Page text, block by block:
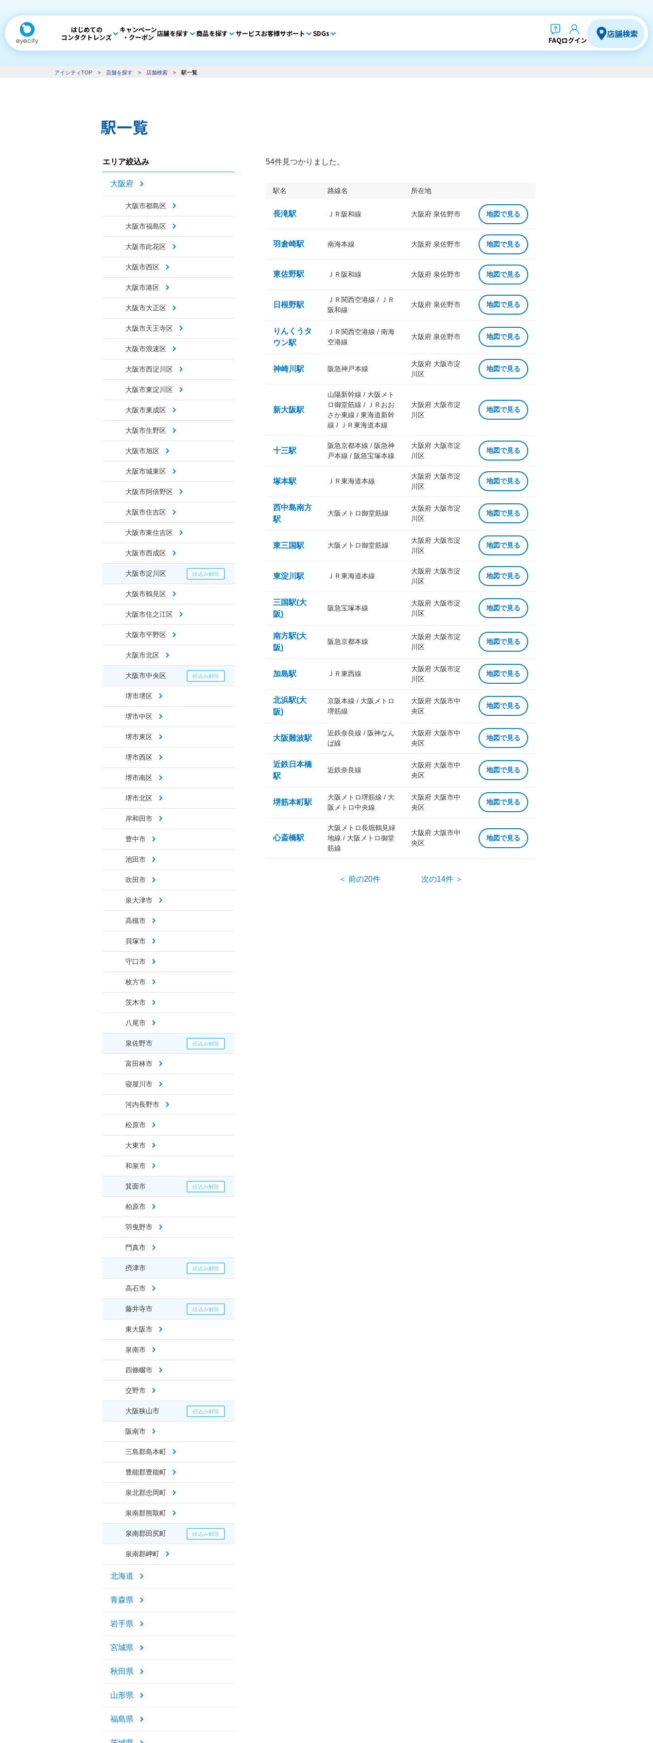
はじめての
コンタクトレンズ
キャンペーン
・クーポン 店舗を探す 商品を探す サービスお客様サポート SDGs
FAQログイン
店舗検索
アイシティTOP > 店舗を探す > 店舗検索 > 駅一覧
駅一覧
エリア絞込み
大阪府
大阪市都島区
大阪市福島区
大阪市此花区
大阪市西区
大阪市港区
大阪市大正区
大阪市天王寺区
大阪市浪速区
大阪市西淀川区
大阪市東淀川区
大阪市東成区
大阪市生野区
大阪市旭区
大阪市城東区
大阪市阿倍野区
大阪市住吉区
大阪市東住吉区
大阪市西成区
大阪市淀川区
大阪市鶴見区
大阪市住之江区
大阪市平野区
大阪市北区
大阪市中央区
堺市堺区
堺市中区
堺市東区
堺市西区
堺市南区
堺市北区
岸和田市
豊中市
池田市
吹田市
泉大津市
高槻市
貝塚市
守口市
枚方市
茨木市
八尾市
泉佐野市
富田林市
寝屋川市
河内長野市
松原市
大東市
和泉市
箕面市
柏原市
羽曳野市
門真市
摂津市
高石市
藤井寺市
東大阪市
泉南市
四條畷市
交野市
大阪狭山市
阪南市
三島郡島本町
豊能郡豊能町
泉北郡忠岡町
泉南郡熊取町
泉南郡田尻町
泉南郡岬町
北海道
青森県
岩手県
宮城県
秋田県
山形県
福島県
54件見つかりました。
駅名 路線名 所在地
長滝駅 ＪＲ阪和線 大阪府 泉佐野市 地図で見る
羽倉崎駅 南海本線 大阪府 泉佐野市 地図で見る
東佐野駅 ＪＲ阪和線 大阪府 泉佐野市 地図で見る
日根野駅
ＪＲ関西空港線 / ＪＲ
阪和線
大阪府 泉佐野市 地図で見る
りんくうタ
ウン駅
ＪＲ関西空港線 / 南海
空港線
大阪府 泉佐野市 地図で見る
神崎川駅 阪急神戸本線
大阪府 大阪市淀
川区
地図で見る
新大阪駅
山陽新幹線 / 大阪メト
ロ御堂筋線 / ＪＲおお
さか東線 / 東海道新幹
線 / ＪＲ東海道本線
大阪府 大阪市淀
川区
地図で見る
十三駅
阪急京都本線 / 阪急神
戸本線 / 阪急宝塚本線
大阪府 大阪市淀
川区
地図で見る
塚本駅 ＪＲ東海道本線
大阪府 大阪市淀
川区
地図で見る
西中島南方
駅
大阪メトロ御堂筋線
大阪府 大阪市淀
川区
地図で見る
東三国駅 大阪メトロ御堂筋線
大阪府 大阪市淀
川区
地図で見る
東淀川駅 ＪＲ東海道本線
大阪府 大阪市淀
川区
地図で見る
三国駅(大
阪)
阪急宝塚本線
大阪府 大阪市淀
川区
地図で見る
南方駅(大
阪)
阪急京都本線
大阪府 大阪市淀
川区
地図で見る
加島駅 ＪＲ東西線
大阪府 大阪市淀
川区
地図で見る
北浜駅(大
阪)
京阪本線 / 大阪メトロ
堺筋線
大阪府 大阪市中
央区
地図で見る
大阪難波駅
近鉄奈良線 / 阪神なん
ば線
大阪府 大阪市中
央区
地図で見る
近鉄日本橋
駅
近鉄奈良線
大阪府 大阪市中
央区
地図で見る
堺筋本町駅
大阪メトロ堺筋線 / 大
阪メトロ中央線
大阪府 大阪市中
央区
地図で見る
心斎橋駅
大阪メトロ長堀鶴見緑
地線 / 大阪メトロ御堂
筋線
大阪府 大阪市中
央区
地図で見る
＜ 前の20件 次の14件 ＞